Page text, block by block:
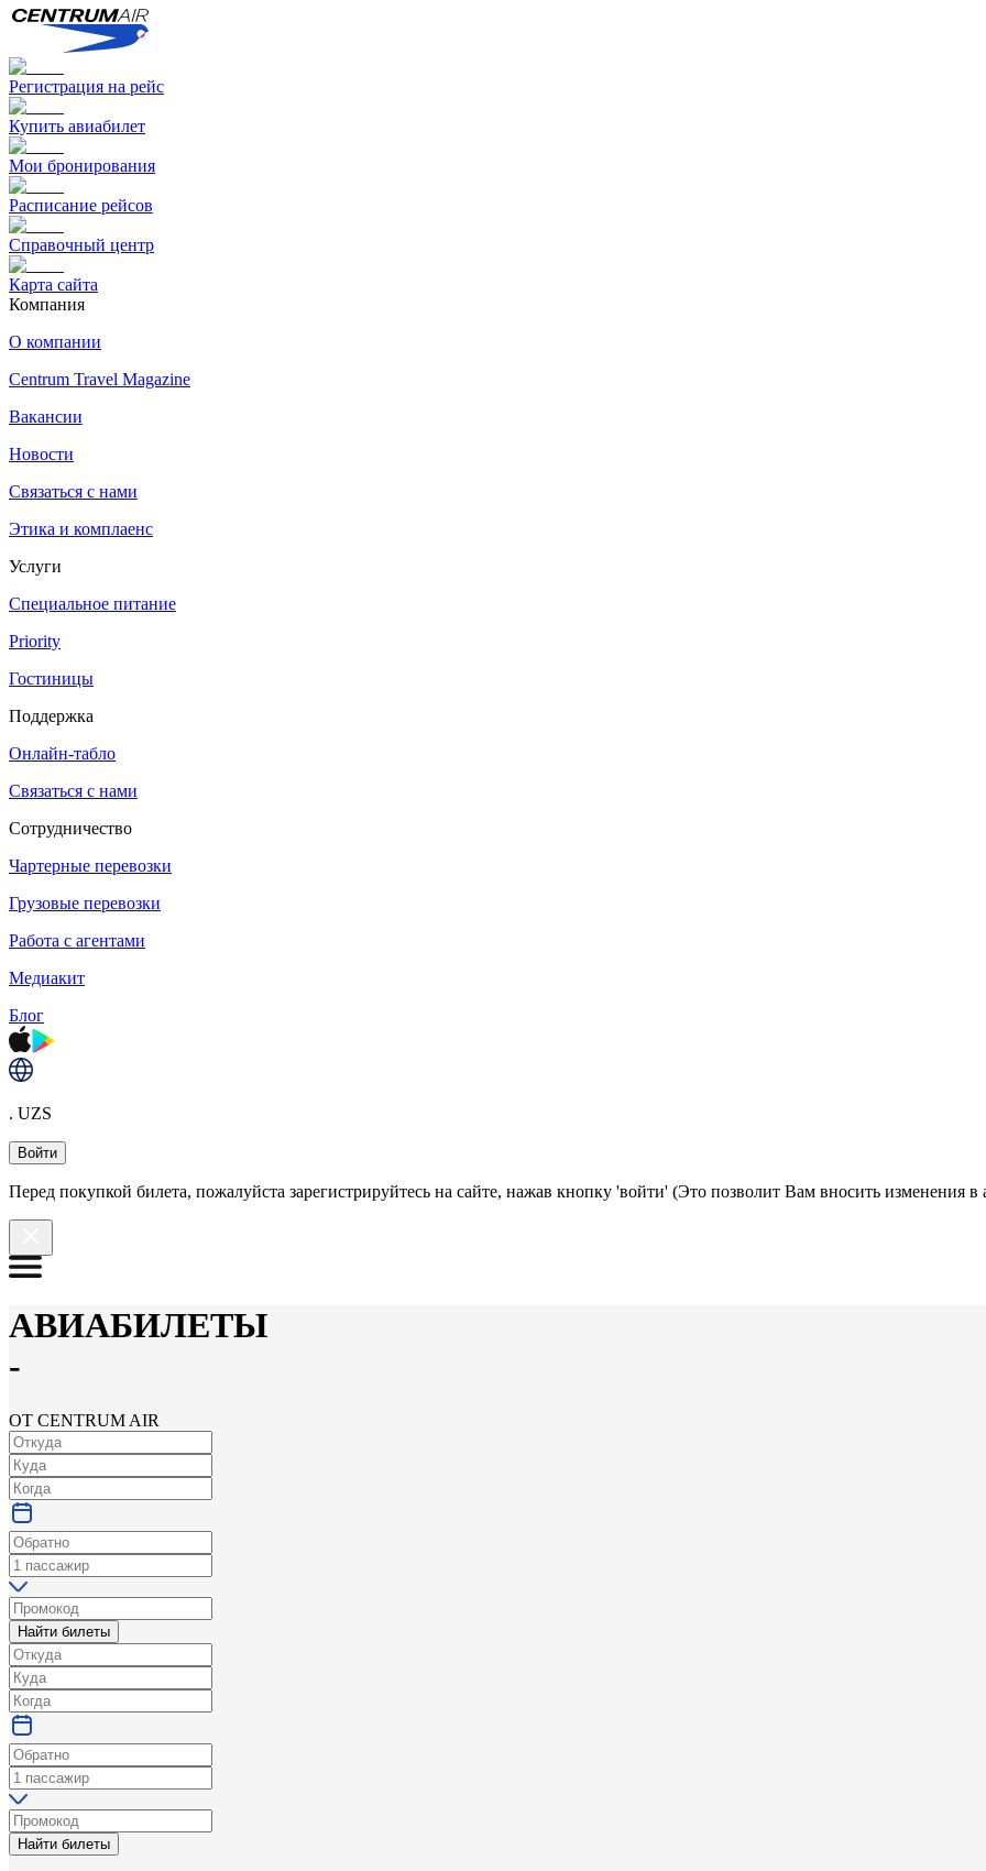
Регистрация на рейс
Купить авиабилет
Мои бронирования
Расписание рейсов
Справочный центр
Карта сайта
Компания
О компании
Centrum Travel Magazine
Вакансии
Новости
Связаться с нами
Этика и комплаенс
Услуги
Специальное питание
Priority
Гостиницы
Поддержка
Онлайн-табло
Связаться с нами
Сотрудничество
Чартерные перевозки
Грузовые перевозки
Работа с агентами
Медиакит
Блог
. UZS
Войти
Перед покупкой билета, пожалуйста зарегистрируйтесь на сайте, нажав кнопку 'войти' (Это позволит Вам вносить изменения в
АВИАБИЛЕТЫ
-
ОТ CENTRUM AIR
Найти билеты
Найти билеты